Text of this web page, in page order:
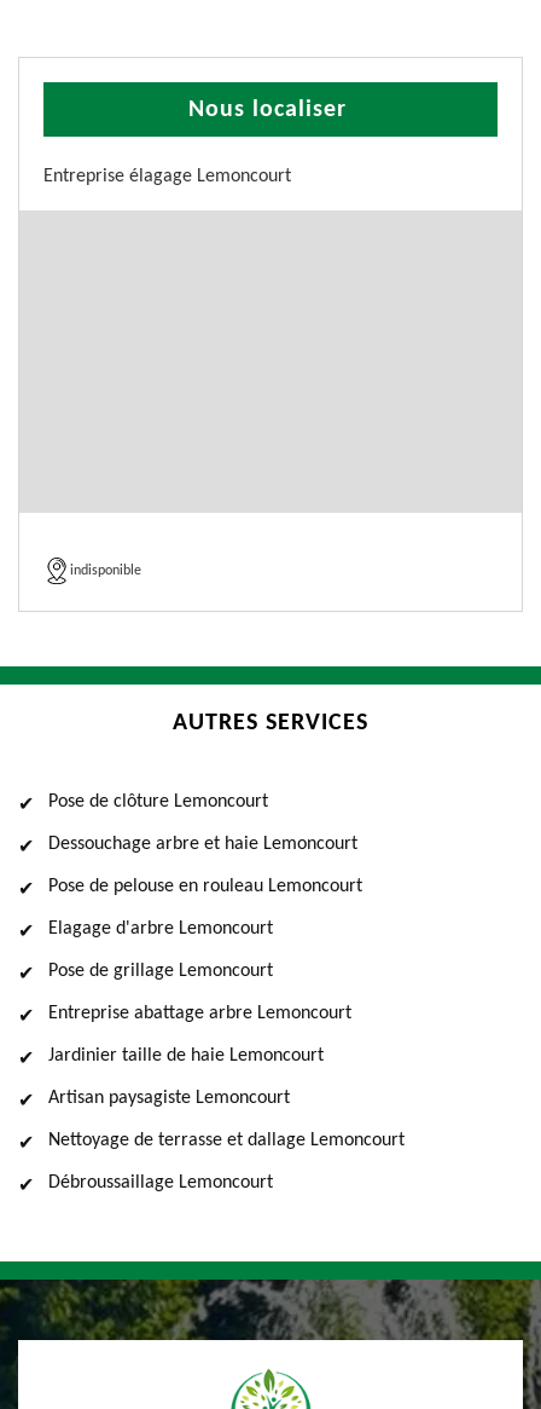
Nous localiser
Entreprise élagage Lemoncourt
indisponible
AUTRES SERVICES
Pose de clôture Lemoncourt
Dessouchage arbre et haie Lemoncourt
Pose de pelouse en rouleau Lemoncourt
Elagage d'arbre Lemoncourt
Pose de grillage Lemoncourt
Entreprise abattage arbre Lemoncourt
Jardinier taille de haie Lemoncourt
Artisan paysagiste Lemoncourt
Nettoyage de terrasse et dallage Lemoncourt
Débroussaillage Lemoncourt